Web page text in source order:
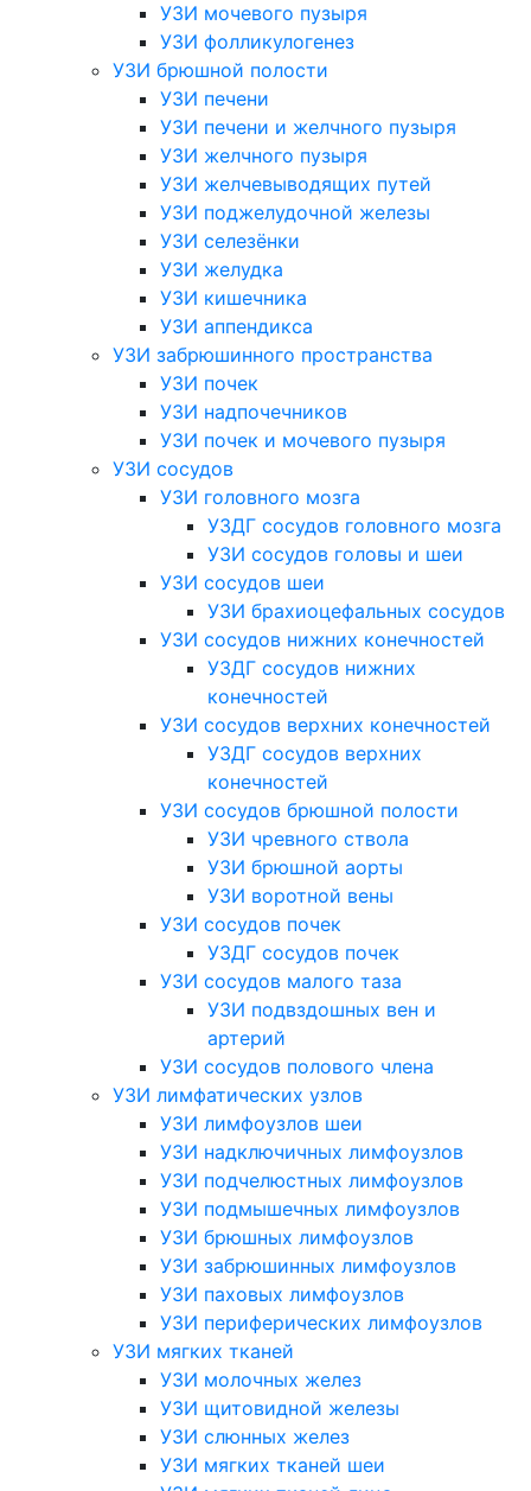
УЗИ мочевого пузыря
УЗИ фолликулогенез
УЗИ брюшной полости
УЗИ печени
УЗИ печени и желчного пузыря
УЗИ желчного пузыря
УЗИ желчевыводящих путей
УЗИ поджелудочной железы
УЗИ селезёнки
УЗИ желудка
УЗИ кишечника
УЗИ аппендикса
УЗИ забрюшинного пространства
УЗИ почек
УЗИ надпочечников
УЗИ почек и мочевого пузыря
УЗИ сосудов
УЗИ головного мозга
УЗДГ сосудов головного мозга
УЗИ сосудов головы и шеи
УЗИ сосудов шеи
УЗИ брахиоцефальных сосудов
УЗИ сосудов нижних конечностей
УЗДГ сосудов нижних
конечностей
УЗИ сосудов верхних конечностей
УЗДГ сосудов верхних
конечностей
УЗИ сосудов брюшной полости
УЗИ чревного ствола
УЗИ брюшной аорты
УЗИ воротной вены
УЗИ сосудов почек
УЗДГ сосудов почек
УЗИ сосудов малого таза
УЗИ подвздошных вен и
артерий
УЗИ сосудов полового члена
УЗИ лимфатических узлов
УЗИ лимфоузлов шеи
УЗИ надключичных лимфоузлов
УЗИ подчелюстных лимфоузлов
УЗИ подмышечных лимфоузлов
УЗИ брюшных лимфоузлов
УЗИ забрюшинных лимфоузлов
УЗИ паховых лимфоузлов
УЗИ периферических лимфоузлов
УЗИ мягких тканей
УЗИ молочных желез
УЗИ щитовидной железы
УЗИ слюнных желез
УЗИ мягких тканей шеи